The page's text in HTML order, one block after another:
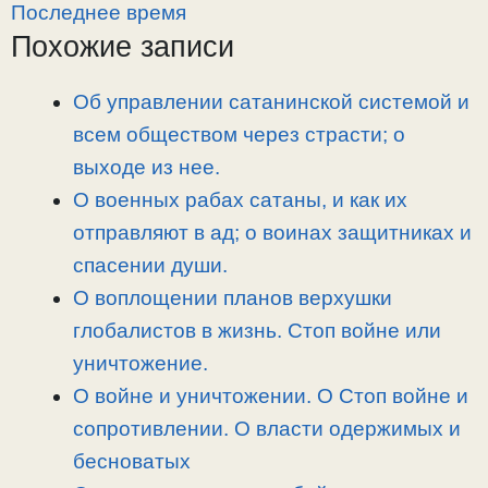
y
L
e
g
a
e
b
р
а
Последнее время
Похожие записи
Об управлении сатанинской системой и
всем обществом через страсти; о
выходе из нее.
О военных рабах сатаны, и как их
отправляют в ад; о воинах защитниках и
спасении души.
О воплощении планов верхушки
глобалистов в жизнь. Стоп войне или
уничтожение.
О войне и уничтожении. О Стоп войне и
сопротивлении. О власти одержимых и
бесноватых